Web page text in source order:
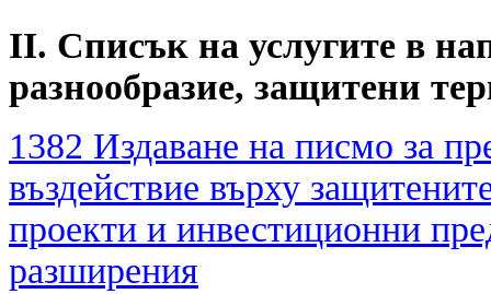
II. Списък на услугите в
разнообразие, защитени
1382 Издаване на писмо за
въздействие върху
проекти и инвестиционни
разширения